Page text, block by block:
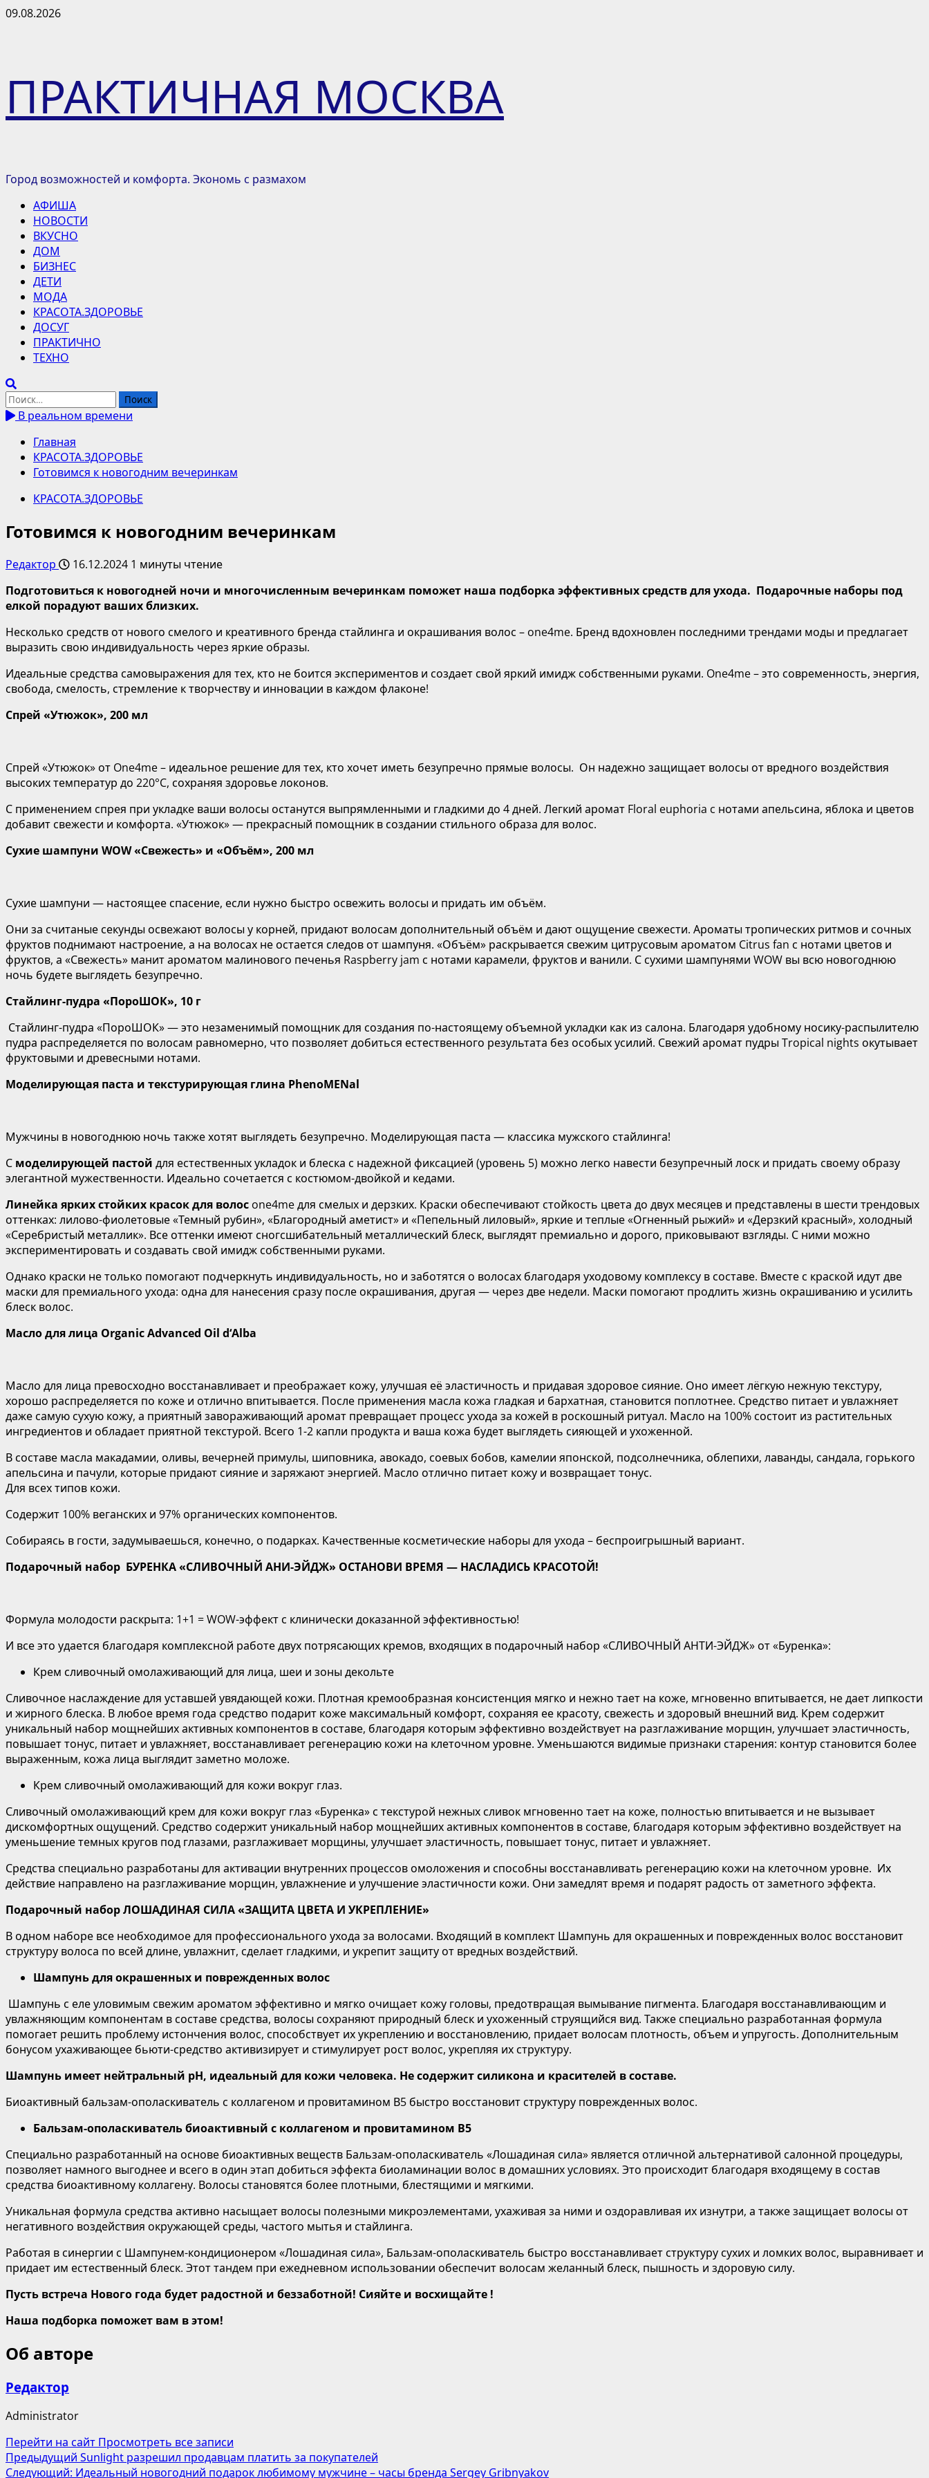
Перейти
09.08.2026
ПРАКТИЧНАЯ МОСКВА
Город возможностей и комфорта. Экономь с размахом
Основное
меню
АФИША
НОВОСТИ
ВКУСНО
ДОМ
БИЗНЕС
ДЕТИ
МОДА
КРАСОТА.ЗДОРОВЬЕ
ДОСУГ
ПРАКТИЧНО
ТЕХНО
Найти:
В реальном времени
Главная
КРАСОТА.ЗДОРОВЬЕ
Готовимся к новогодним вечеринкам
КРАСОТА.ЗДОРОВЬЕ
Готовимся к новогодним вечеринкам
Редактор 16.12.2024 1 минуты чтение
Подготовиться к новогодней ночи и многочисленным вечеринкам поможет наша подборка эффективных средств для ухода. Подарочные наборы под
елкой порадуют ваших близких.
Несколько средств от нового смелого и креативного бренда стайлинга и окрашивания волос – one4me. Бренд вдохновлен последними трендами моды и предлагает
выразить свою индивидуальность через яркие образы.
Идеальные средства самовыражения для тех, кто не боится экспериментов и создает свой яркий имидж собственными руками. One4me – это современность, энергия,
свобода, смелость, стремление к творчеству и инновации в каждом флаконе!
Спрей «Утюжок», 200 мл
Спрей «Утюжок» от One4me – идеальное решение для тех, кто хочет иметь безупречно прямые волосы. Он надежно защищает волосы от вредного воздействия
высоких температур до 220°C, сохраняя здоровье локонов.
С применением спрея при укладке ваши волосы останутся выпрямленными и гладкими до 4 дней. Легкий аромат Floral euphoria c нотами апельсина, яблока и цветов
добавит свежести и комфорта. «Утюжок» — прекрасный помощник в создании стильного образа для волос.
Сухие шампуни WOW «Свежесть» и «Объём», 200 мл
Сухие шампуни — настоящее спасение, если нужно быстро освежить волосы и придать им объём.
Они за считаные секунды освежают волосы у корней, придают волосам дополнительный объём и дают ощущение свежести. Ароматы тропических ритмов и сочных
фруктов поднимают настроение, а на волосах не остается следов от шампуня. «Объём» раскрывается свежим цитрусовым ароматом Citrus fan с нотами цветов и
фруктов, а «Свежесть» манит ароматом малинового печенья Raspberry jam с нотами карамели, фруктов и ванили. С сухими шампунями WOW вы всю новогоднюю
ночь будете выглядеть безупречно.
Стайлинг-пудра «ПороШОК», 10 г
Стайлинг-пудра «ПороШОК» — это незаменимый помощник для создания по-настоящему объемной укладки как из салона. Благодаря удобному носику-распылителю
пудра распределяется по волосам равномерно, что позволяет добиться естественного результата без особых усилий. Свежий аромат пудры Tropical nights окутывает
фруктовыми и древесными нотами.
Моделирующая паста и текстурирующая глина PhenoMENal
Мужчины в новогоднюю ночь также хотят выглядеть безупречно. Моделирующая паста — классика мужского стайлинга!
С моделирующей пастой для естественных укладок и блеска с надежной фиксацией (уровень 5) можно легко навести безупречный лоск и придать своему образу
элегантной мужественности. Идеально сочетается с костюмом-двойкой и кедами.
Линейка ярких стойких красок для волос one4me для смелых и дерзких. Краски обеспечивают стойкость цвета до двух месяцев и представлены в шести трендовых
оттенках: лилово-фиолетовые «Темный рубин», «Благородный аметист» и «Пепельный лиловый», яркие и теплые «Огненный рыжий» и «Дерзкий красный», холодный
«Серебристый металлик». Все оттенки имеют сногсшибательный металлический блеск, выглядят премиально и дорого, приковывают взгляды. С ними можно
экспериментировать и создавать свой имидж собственными руками.
Однако краски не только помогают подчеркнуть индивидуальность, но и заботятся о волосах благодаря уходовому комплексу в составе. Вместе с краской идут две
маски для премиального ухода: одна для нанесения сразу после окрашивания, другая — через две недели. Маски помогают продлить жизнь окрашиванию и усилить
блеск волос.
Масло для лица OrganicAdvanced Oil d‘Alba
Масло для лица превосходно восстанавливает и преображает кожу, улучшая её эластичность и придавая здоровое сияние. Оно имеет лёгкую нежную текстуру,
хорошо распределяется по коже и отлично впитывается. После применения масла кожа гладкая и бархатная, становится поплотнее. Средство питает и увлажняет
даже самую сухую кожу, а приятный завораживающий аромат превращает процесс ухода за кожей в роскошный ритуал. Масло на 100% состоит из растительных
ингредиентов и обладает приятной текстурой. Всего 1-2 капли продукта и ваша кожа будет выглядеть сияющей и ухоженной.
В составе масла макадамии, оливы, вечерней примулы, шиповника, авокадо, соевых бобов, камелии японской, подсолнечника, облепихи, лаванды, сандала, горького
апельсина и пачули, которые придают сияние и заряжают энергией. Масло отлично питает кожу и возвращает тонус.
Для всех типов кожи.
Содержит 100% веганских и 97% органических компонентов.
Собираясь в гости, задумываешься, конечно, о подарках. Качественные косметические наборы для ухода – беспроигрышный вариант.
Подарочный набор БУРЕНКА«СЛИВОЧНЫЙ АНИ-ЭЙДЖ» ОСТАНОВИ ВРЕМЯ — НАСЛАДИСЬ КРАСОТОЙ!
Формула молодости раскрыта: 1+1 = WOW-эффект с клинически доказанной эффективностью!
И все это удается благодаря комплексной работе двух потрясающих кремов, входящих в подарочный набор «СЛИВОЧНЫЙ АНТИ-ЭЙДЖ» от «Буренка»:
Крем сливочный омолаживающий для лица, шеи и зоны декольте
Сливочное наслаждение для уставшей увядающей кожи. Плотная кремообразная консистенция мягко и нежно тает на коже, мгновенно впитывается, не дает липкости
и жирного блеска. В любое время года средство подарит коже максимальный комфорт, сохраняя ее красоту, свежесть и здоровый внешний вид. Крем содержит
уникальный набор мощнейших активных компонентов в составе, благодаря которым эффективно воздействует на разглаживание морщин, улучшает эластичность,
повышает тонус, питает и увлажняет, восстанавливает регенерацию кожи на клеточном уровне. Уменьшаются видимые признаки старения: контур становится более
выраженным, кожа лица выглядит заметно моложе.
Крем сливочный омолаживающий для кожи вокруг глаз.
Сливочный омолаживающий крем для кожи вокруг глаз «Буренка» с текстурой нежных сливок мгновенно тает на коже, полностью впитывается и не вызывает
дискомфортных ощущений. Средство содержит уникальный набор мощнейших активных компонентов в составе, благодаря которым эффективно воздействует на
уменьшение темных кругов под глазами, разглаживает морщины, улучшает эластичность, повышает тонус, питает и увлажняет.
Средства специально разработаны для активации внутренних процессов омоложения и способны восстанавливать регенерацию кожи на клеточном уровне. Их
действие направлено на разглаживание морщин, увлажнение и улучшение эластичности кожи. Они замедлят время и подарят радость от заметного эффекта.
Подарочный набор ЛОШАДИНАЯ СИЛА «ЗАЩИТА ЦВЕТА И УКРЕПЛЕНИЕ»
В одном наборе все необходимое для профессионального ухода за волосами. Входящий в комплект Шампунь для окрашенных и поврежденных волос восстановит
структуру волоса по всей длине, увлажнит, сделает гладкими, и укрепит защиту от вредных воздействий.
Шампунь для окрашенных и поврежденных волос
Шампунь с еле уловимым свежим ароматом эффективно и мягко очищает кожу головы, предотвращая вымывание пигмента. Благодаря восстанавливающим и
увлажняющим компонентам в составе средства, волосы сохраняют природный блеск и ухоженный струящийся вид. Также специально разработанная формула
помогает решить проблему истончения волос, способствует их укреплению и восстановлению, придает волосам плотность, объем и упругость. Дополнительным
бонусом ухаживающее бьюти-средство активизирует и стимулирует рост волос, укрепляя их структуру.
Шампунь имеет нейтральный pH, идеальный для кожи человека. Не содержит силикона и красителей в составе.
Биоактивный бальзам-ополаскиватель с коллагеном и провитамином В5 быстро восстановит структуру поврежденных волос.
Бальзам-ополаскиватель биоактивный с коллагеном и провитамином В5
Специально разработанный на основе биоактивных веществ Бальзам-ополаскиватель «Лошадиная сила» является отличной альтернативой салонной процедуры,
позволяет намного выгоднее и всего в один этап добиться эффекта биоламинации волос в домашних условиях. Это происходит благодаря входящему в состав
средства биоактивному коллагену. Волосы становятся более плотными, блестящими и мягкими.
Уникальная формула средства активно насыщает волосы полезными микроэлементами, ухаживая за ними и оздоравливая их изнутри, а также защищает волосы от
негативного воздействия окружающей среды, частого мытья и стайлинга.
Работая в синергии с Шампунем-кондиционером «Лошадиная сила», Бальзам-ополаскиватель быстро восстанавливает структуру сухих и ломких волос, выравнивает и
придает им естественный блеск. Этот тандем при ежедневном использовании обеспечит волосам желанный блеск, пышность и здоровую силу.
Пусть встреча Нового года будет радостной и беззаботной! Сияйте и восхищайте !
Наша подборка поможет вам в этом!
Об авторе
Редактор
Administrator
Перейти на сайт Просмотреть все записи
Навигация
Предыдущий Sunlight разрешил продавцам платить за покупателей
Следующий: Идеальный новогодний подарок любимому мужчине – часы бренда Sergey Gribnyakov